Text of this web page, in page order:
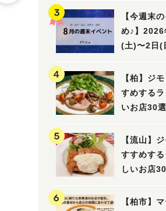
【今週末
め♪】2026
(土)〜2日(
【柏】ジ
すめする
いお店30選
【流山】
すすめす
しいお店
【柏市】